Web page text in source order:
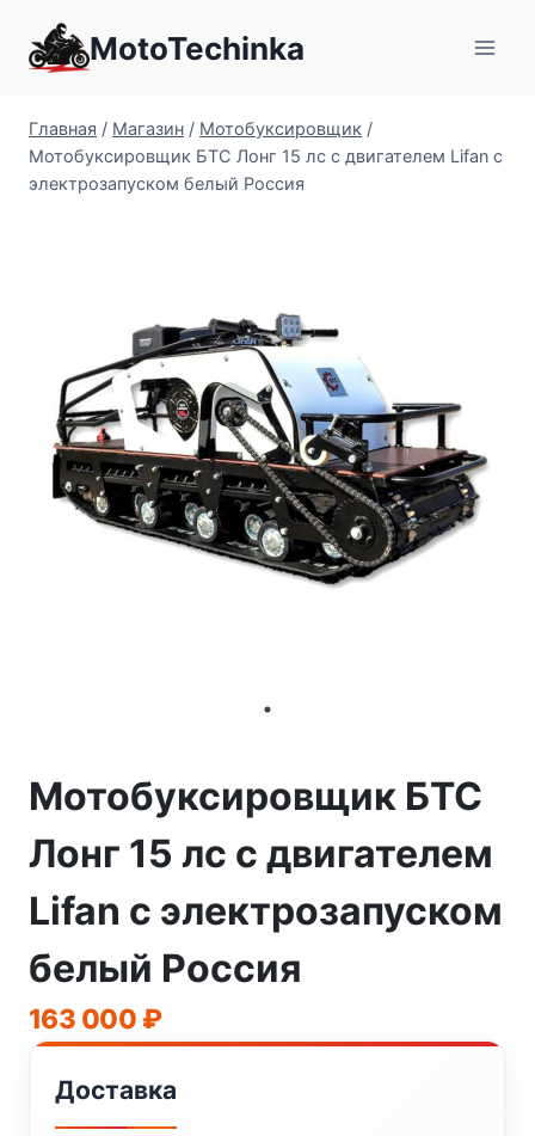
содержимому
MotoTechinka
Главная / Магазин / Мотобуксировщик /
Мотобуксировщик БТС Лонг 15 лс с двигателем Lifan с
электрозапуском белый Россия
Мотобуксировщик БТС
Лонг 15 лс с двигателем
Lifan с электрозапуском
белый Россия
163 000 ₽
Доставка